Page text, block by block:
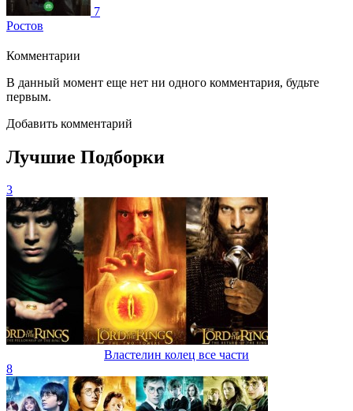
7
Ростов
Комментарии
В данный момент еще нет ни одного комментария, будьте
первым.
Добавить комментарий
Лучшие Подборки
3
Властелин колец все части
8